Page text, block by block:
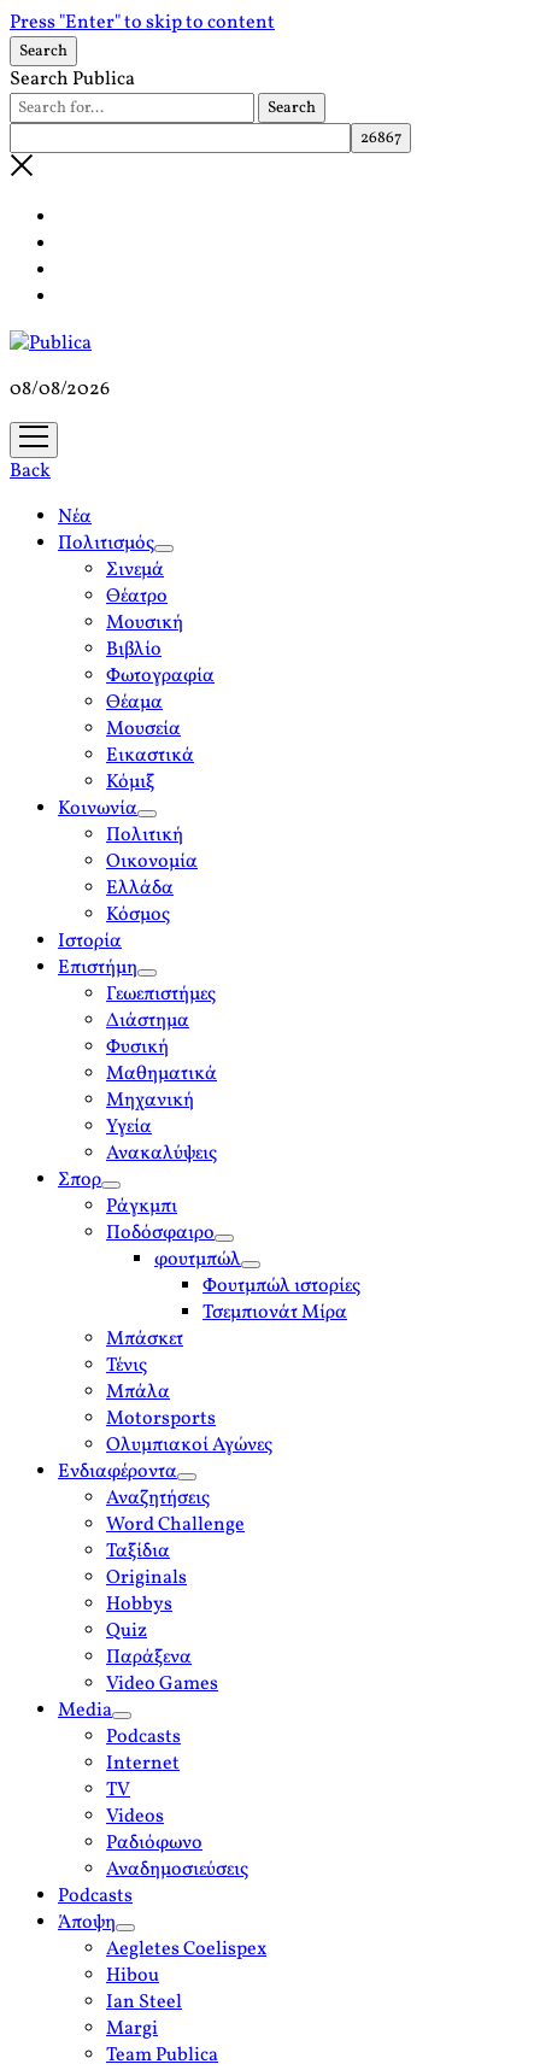
Press "Enter" to skip to content
Search
Search Publica
08/08/2026
open
menu
Back
Νέα
Πολιτισμός
open
menu
Σινεμά
Θέατρο
Μουσική
Βιβλίο
Φωτογραφία
Θέαμα
Μουσεία
Εικαστικά
Κόμιξ
Κοινωνία
open
menu
Πολιτική
Οικονομία
Ελλάδα
Κόσμος
Ιστορία
Επιστήμη
open
menu
Γεωεπιστήμες
Διάστημα
Φυσική
Μαθηματικά
Μηχανική
Υγεία
Ανακαλύψεις
Σπορ
open
menu
Ράγκμπι
Ποδόσφαιρο
open
menu
φουτμπώλ
open
menu
Φουτμπώλ ιστορίες
Τσεμπιονάτ Μίρα
Μπάσκετ
Τένις
Μπάλα
Motorsports
Ολυμπιακοί Αγώνες
Ενδιαφέροντα
open
menu
Αναζητήσεις
Word Challenge
Ταξίδια
Originals
Hobbys
Quiz
Παράξενα
Video Games
Media
open
menu
Podcasts
Internet
TV
Videos
Ραδιόφωνο
Αναδημοσιεύσεις
Podcasts
Άποψη
open
menu
Aegletes Coelispex
Hibou
Ian Steel
Margi
Team Publica